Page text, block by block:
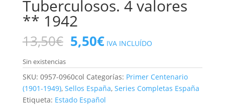
Tuberculosos. 4 valores
** 1942
13,50€ El
precio
original
era:
13,50€.
5,50€El
precio
actual
es:
5,50€.
IVA INCLUÍDO
Sin existencias
SKU: 0957-0960col Categorías: Primer Centenario
(1901-1949), Sellos España, Series Completas España
Etiqueta: Estado Español